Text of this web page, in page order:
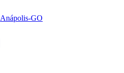
Anápolis-GO